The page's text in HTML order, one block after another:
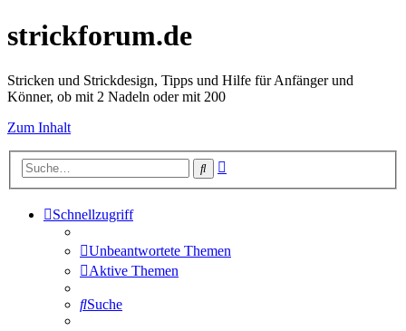
strickforum.de
Stricken und Strickdesign, Tipps und Hilfe für Anfänger und
Könner, ob mit 2 Nadeln oder mit 200
Zum Inhalt
Suche
Schnellzugriff
Unbeantwortete Themen
Aktive Themen
Suche